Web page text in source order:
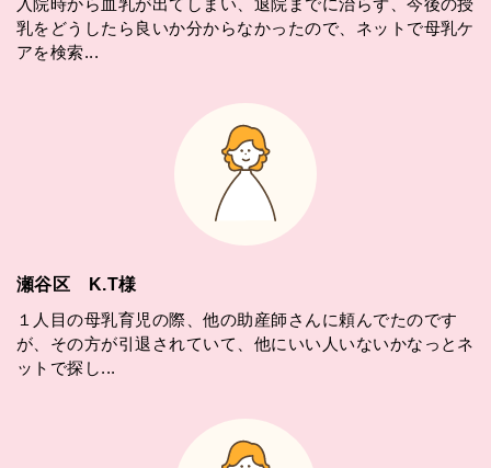
入院時から血乳が出てしまい、退院までに治らず、今後の授
乳をどうしたら良いか分からなかったので、ネットで母乳ケ
アを検索...
瀬谷区 K.T様
１人目の母乳育児の際、他の助産師さんに頼んでたのです
が、その方が引退されていて、他にいい人いないかなっとネ
ットで探し...